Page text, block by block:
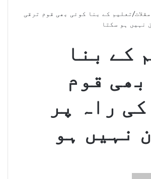
/تعلیم کے بنا کوئی بھی قوم ترقی
نہیں ہو سکتا
کے بنا
قوم
راہ پر
نہیں ہو